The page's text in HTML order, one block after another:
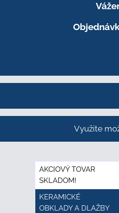
Využite
AKCIOVÝ TOVAR
SKLADOM!
KERAMICKÉ
OBKLADY A DLAŽBY